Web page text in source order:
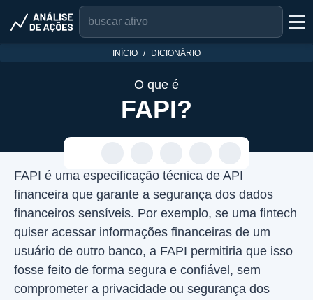
INÍCIO DICIONÁRIO
O que é
FAPI?
FAPI é uma especificação técnica de API
financeira que garante a segurança dos dados
financeiros sensíveis. Por exemplo, se uma fintech
quiser acessar informações financeiras de um
usuário de outro banco, a FAPI permitiria que isso
fosse feito de forma segura e confiável, sem
comprometer a privacidade ou segurança dos